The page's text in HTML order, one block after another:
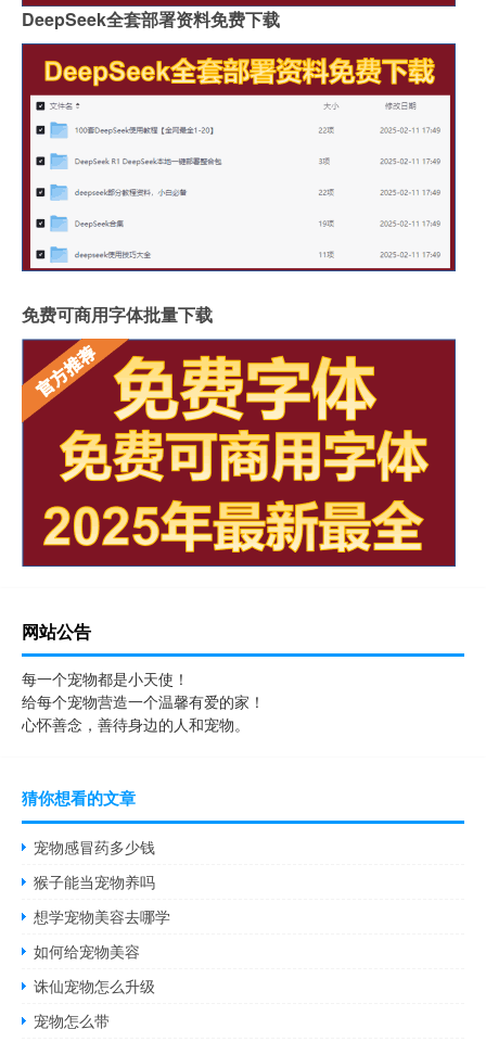
DeepSeek全套部署资料免费下载
免费可商用字体批量下载
网站公告
每一个宠物都是小天使！
给每个宠物营造一个温馨有爱的家！
心怀善念，善待身边的人和宠物。
猜你想看的文章
宠物感冒药多少钱
猴子能当宠物养吗
想学宠物美容去哪学
如何给宠物美容
诛仙宠物怎么升级
宠物怎么带